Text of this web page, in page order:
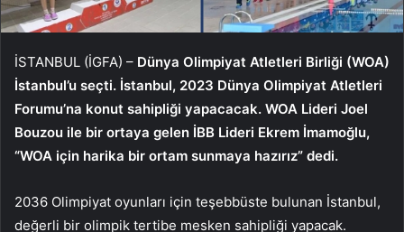
İSTANBUL (İGFA) – Dünya Olimpiyat Atletleri Birliği (WOA)
İstanbul’u seçti. İstanbul, 2023 Dünya Olimpiyat Atletleri
Forumu’na konut sahipliği yapacacak. WOA Lideri Joel
Bouzou ile bir ortaya gelen İBB Lideri Ekrem İmamoğlu,
“WOA için harika bir ortam sunmaya hazırız” dedi.
2036 Olimpiyat oyunları için teşebbüste bulunan İstanbul,
değerli bir olimpik tertibe mesken sahipliği yapacak.